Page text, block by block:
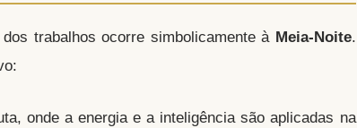
trabalhos ocorre simbolicamente à Meia-Noite.
onde a energia e a inteligência são aplicadas na